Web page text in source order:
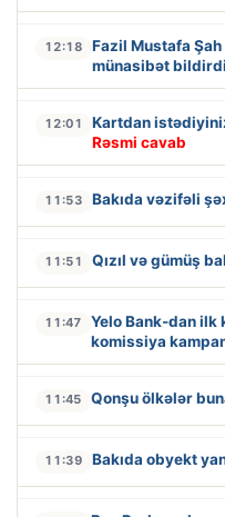
12:18
Fazil Mustafa
münasibət bildirdi
12:01 Kartdan
Rəsmi cavab
11:53 Bakıda vəzifəli
11:51 Qızıl və gümüş
11:47
Yelo Bank-dan ilk
komissiya
11:45 Qonşu ölkələr
11:39 Bakıda obyekt